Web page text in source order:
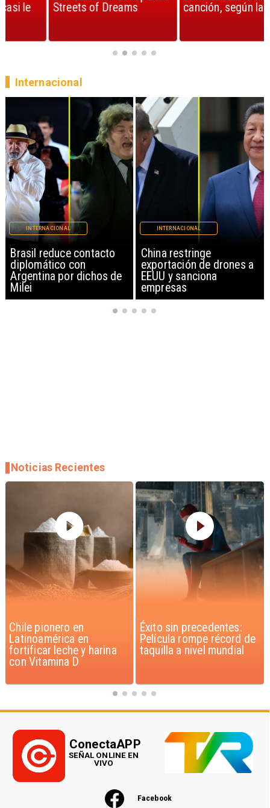
Streets of Dreams
canción, según la ciencia
China restringe
exportación de drones a
EEUU y sanciona
empresas
INTERNACIONAL
Papa León XIV anuncia
gira por Sudamérica
INTERNACIONAL
Internacional
Éxito sin precedentes:
Película rompe récord de
taquilla a nivel mundial
Corte Suprema confirma
pago de $1.000 millones
por caso ProCultura
Noticias Recientes
Facebook
ConectaAPP
SEÑAL ONLINE EN
VIVO